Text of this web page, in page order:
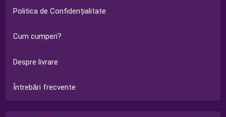
Politica de Confidențialitate
Cum cumperi?
Despre livrare
Întrebări frecvente